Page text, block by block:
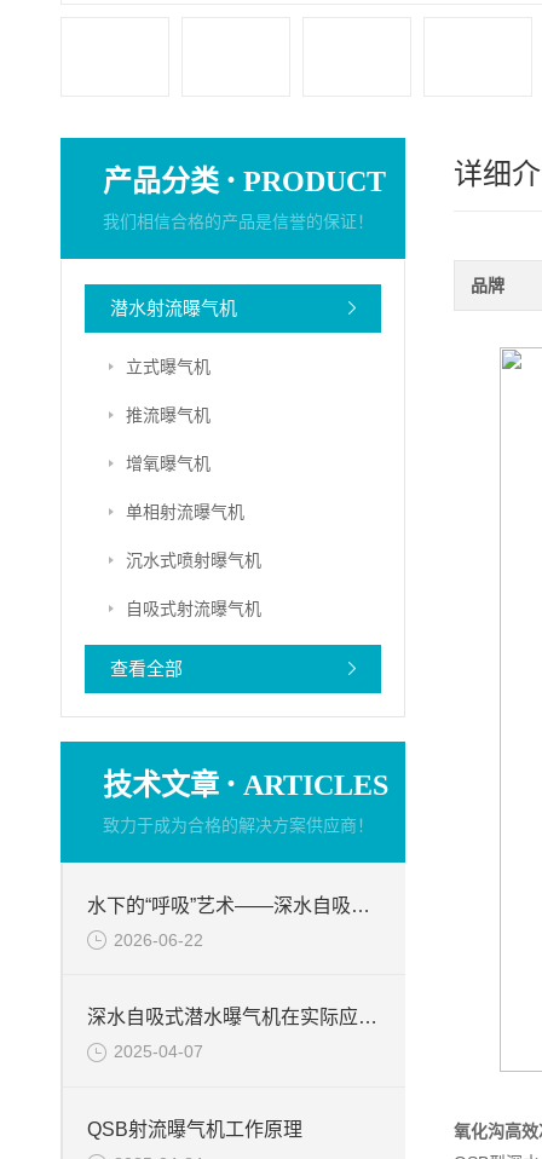
产品分类 · PRODUCT
我们相信合格的产品是信誉的保证！
潜水射流曝气机
立式曝气机
推流曝气机
增氧曝气机
单相射流曝气机
沉水式喷射曝气机
自吸式射流曝气机
查看全部
技术文章 · ARTICLES
致力于成为合格的解决方案供应商！
水下的“呼吸”艺术——深水自吸式潜水曝气机的技术原理与核心优势
2026-06-22
深水自吸式潜水曝气机在实际应用场景中的性能优势
2025-04-07
QSB射流曝气机工作原理
详细
品牌
氧化沟高